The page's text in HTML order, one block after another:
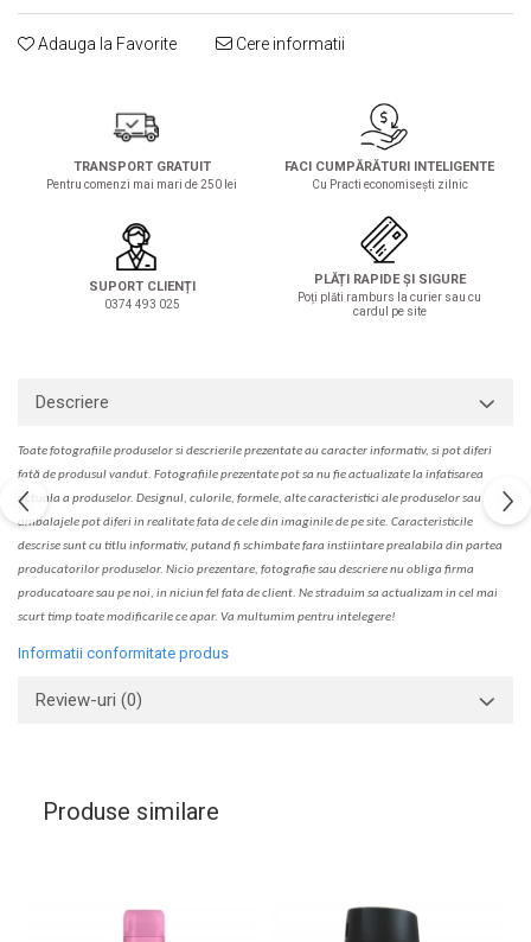
Vata demachianta
Adauga la Favorite Cere informatii
TRANSPORT GRATUIT
Pentru comenzi mai mari de 250 lei
FACI CUMPĂRĂTURI INTELIGENTE
Cu Practi economisești zilnic
SUPORT CLIENȚI
0374 493 025
PLĂȚI RAPIDE ȘI SIGURE
Poți plăti ramburs la curier sau cu
cardul pe site
Descriere
Toate fotografiile produselorsidescrierileprezentate au caracter informativ, si pot diferi
fată de produsul vandut. Fotografiile prezentate pot sa nu fie actualizate la infatisarea
actuala a produselor. Designul, culorile, formele, alte caracteristici ale produselor sau
ambalajele pot diferi in realitate fata de cele din imaginile de pe site. Caracteristicile
descrise sunt cu titlu informativ, putand fi schimbate fara instiintare prealabila din partea
producatorilor produselor. Nicio prezentare, fotografie sau descriere nu obliga firma
producatoare sau pe noi, in niciun fel fata de client. Ne straduim sa actualizam in cel mai
scurt timp toate modificarile ce apar. Va multumim pentru intelegere!
Informatii conformitate produs
Review-uri (0)
Produse similare